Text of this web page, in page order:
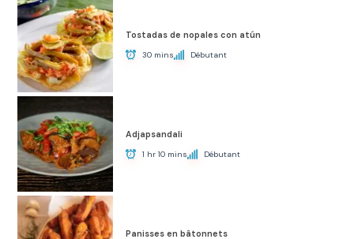
Tostadas de nopales con atún
30 mins Débutant
Adjapsandali
1 hr 10 mins Débutant
Panisses en bâtonnets